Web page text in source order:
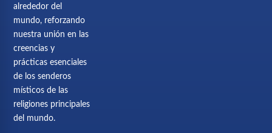
alrededor del
mundo, reforzando
nuestra unión en las
creencias y
prácticas esenciales
de los senderos
místicos de las
religiones principales
del mundo.